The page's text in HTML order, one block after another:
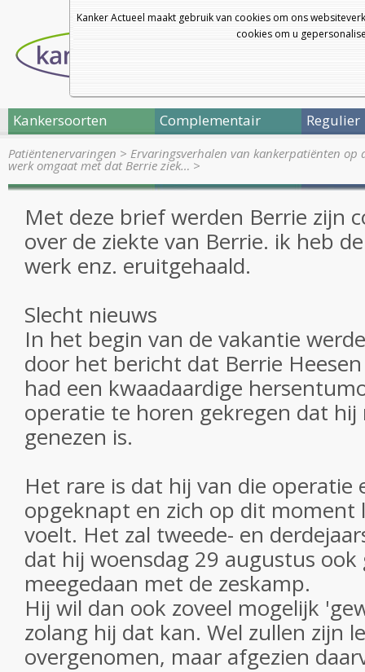
Kanker Actueel maakt gebruik van cookies om ons
cookies om u
Kankersoorten Complementair Regulier
Patiëntenervaringen > Ervaringsverhalen van kankerpatiënten op
werk omgaat met dat Berrie ziek… >
Met deze brief werden Berrie zijn
over de ziekte van Berrie. ik heb
werk enz. eruitgehaald.
Slecht nieuws
In het begin van de vakantie
door het bericht dat Berrie
had een kwaadaardige
operatie te horen gekregen dat
genezen is.
Het rare is dat hij van die operatie
opgeknapt en zich op dit moment
voelt. Het zal tweede- en
dat hij woensdag 29 augustus
meegedaan met de zeskamp.
Hij wil dan ook zoveel mogelijk
zolang hij dat kan. Wel zullen zijn
overgenomen, maar afgezien